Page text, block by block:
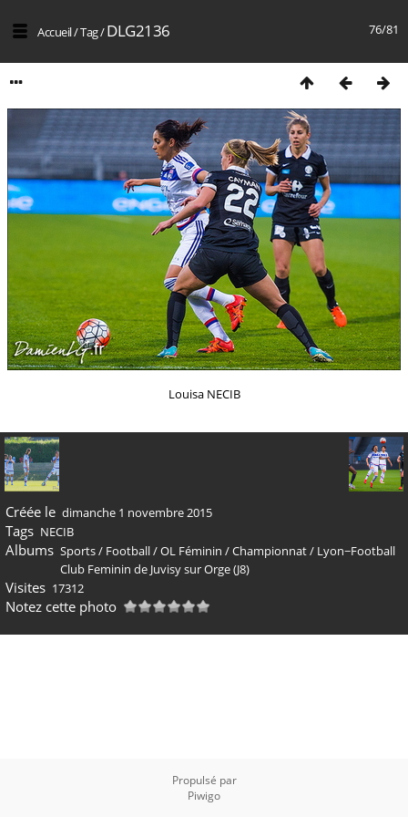
76/81
Accueil/Tag/DLG2136
Louisa NECIB
Créée le dimanche 1 novembre 2015
Tags NECIB
Albums Sports/ Football/OL Féminin /Championnat/ Lyon−Football
Club Feminin de Juvisy sur Orge (J8)
Visites 17312
Notez cette photo
Propulsé par
Piwigo